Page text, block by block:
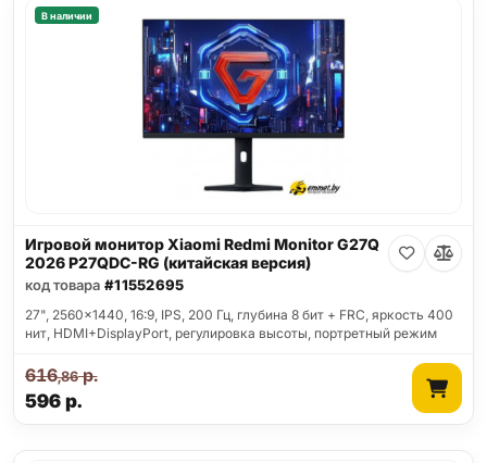
В наличии
Игровой монитор Xiaomi Redmi Monitor G27Q
2026 P27QDC-RG (китайская версия)
код товара #11552695
27", 2560x1440, 16:9, IPS, 200 Гц, глубина 8 бит + FRC, яркость 400
нит, HDMI+DisplayPort, регулировка высоты, портретный режим
596р.
616,86р.